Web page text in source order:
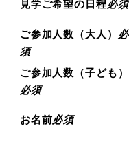
見学ご希望の日程必須
ご参加人数（大人） 必
須
ご参加人数（子ども）
必須
お名前必須